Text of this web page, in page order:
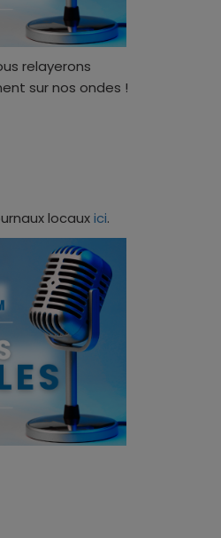
relayerons
sur nos ondes !
locauxici.